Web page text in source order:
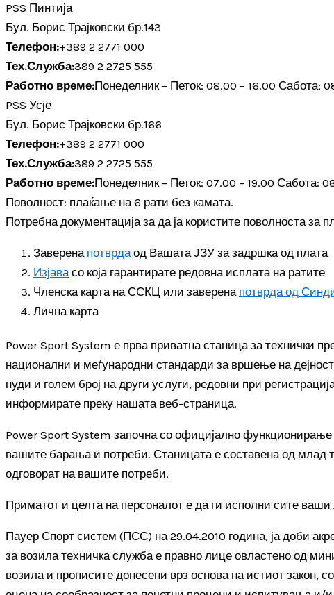
PSS Пинтија
Бул. Борис Трајковски бр.143
Телефон:+389 2 2771 000
Тех.Служба:389 2 2725 555
Работно време:Понеделник – Петок: 08.00 – 16.00 Сабота:
PSS Усје
Бул. Борис Трајковски бр.166
Телефон:+389 2 2771 000
Тех.Служба:389 2 2725 555
Работно време:Понеделник – Петок: 07.00 – 19.00 Сабота:
Поволност: плаќање на 6 рати без камата.
Потребна документација за да ја користите поволноста за
Заверена потврдаод Вашата ЈЗУ за задршка од плата
Изјавасо која гарантирате редовна исплата на ратите
Членска карта на ССКЦ или заверена потврда од
Лична карта
Power Sport System е прва приватна станица за технички
национални и меѓународни стандарди за вршење на
нуди и голем број на други услуги, редовни при
информирате преку нашата веб-страница.
Power Sport System започна со официјално функционирање
вашите барања и потреби. Станицата е составена од млад
одговорат на вашите потреби.
Приматот и целта на персоналот е да ги исполни сите
Пауер Спорт систем (ПСС) на 29.04.2010 година, ја доби
за возила техничка служба е правно лице овластено од
возила и прописите донесени врз основа на истиот закон,